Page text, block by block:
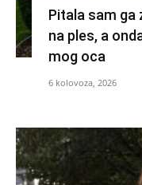
Pitala sam ga
na ples, a
mog oca
6 kolovoza, 2026